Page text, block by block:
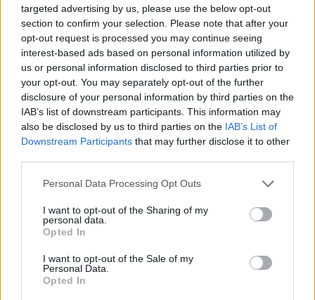
targeted advertising by us, please use the below opt-out
section to confirm your selection. Please note that after your
opt-out request is processed you may continue seeing
interest-based ads based on personal information utilized by
us or personal information disclosed to third parties prior to
your opt-out. You may separately opt-out of the further
disclosure of your personal information by third parties on the
IAB’s list of downstream participants. This information may
also be disclosed by us to third parties on the IAB’s List of
Downstream Participants that may further disclose it to other
Personal Data Processing Opt Outs
I want to opt-out of the Sharing of my
personal data.
Opted In
I want to opt-out of the Sale of my
Personal Data.
Opted In
közgazdásza hétfőn.
A szakértő a Bukaresti Értéktőzsdének (BVB) a román
tőkepiacról rendezett nemzetközi konferenciáján beszélt a
bukaresti kormány tavaly december végén váratlanul
meghozott, január elsejétől már hatályos 114-es számú
sürgősségi rendeletének hatásairól. A bankokra "kapzsisági
illetéket", a távközlési- és energiaszektort többletadóval
sújtó jogszabály érzékenyen...
KEDVES OLVASÓNK!
A keresett cikk a portfolio.hu hírarchívumához
tartozik, melynek olvasása előfizetéses
Az előfizetés a következőket tartalmazza:
Portfolio.hu teljes cikkarchívum